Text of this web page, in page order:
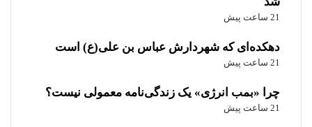
21 ساعت پیش
دهکده‌ای که شهردارش عباس بن علی(ع) است
21 ساعت پیش
چرا «بمب انرژی» یک زندگی‌نامه معمولی نیست؟
21 ساعت پیش